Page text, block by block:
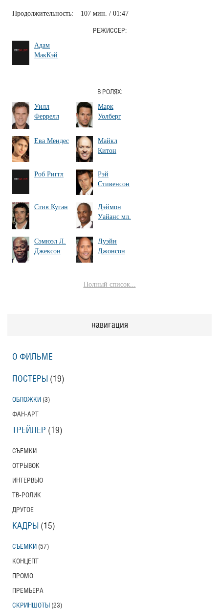
Продолжительность: 107 мин. / 01:47
РЕЖИССЕР:
Адам
МакКэй
В РОЛЯХ:
Уилл
Феррелл
Марк
Уолберг
Ева Мендес
Майкл
Китон
Роб Риггл
Рэй
Стивенсон
Стив Куган
Дэймон
Уайанс мл.
Сэмюэл Л.
Джексон
Дуэйн
Джонсон
Полный список...
навигация
О ФИЛЬМЕ
ПОСТЕРЫ (19)
ОБЛОЖКИ (3)
ФАН-АРТ
ТРЕЙЛЕР (19)
СЪЕМКИ
ОТРЫВОК
ИНТЕРВЬЮ
ТВ-РОЛИК
ДРУГОЕ
КАДРЫ (15)
СЪЕМКИ (57)
КОНЦЕПТ
ПРОМО
ПРЕМЬЕРА
СКРИНШОТЫ (23)